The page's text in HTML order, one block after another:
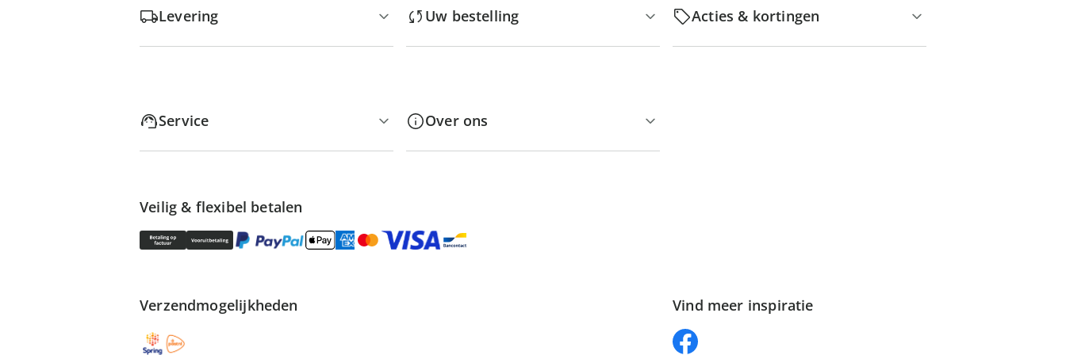
Levering Uw bestelling Acties & kortingen
Service Over ons
Veilig & flexibel betalen
Verzendmogelijkheden Vind meer inspiratie